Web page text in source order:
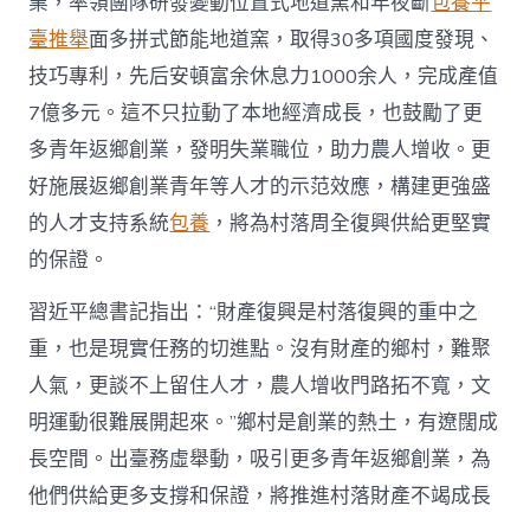
臺推舉面多拼式節能地道窯，取得30多項國度發現、
技巧專利，先后安頓富余休息力1000余人，完成產值
7億多元。這不只拉動了本地經濟成長，也鼓勵了更
多青年返鄉創業，發明失業職位，助力農人增收。更
好施展返鄉創業青年等人才的示范效應，構建更強盛
的人才支持系統包養 ，將為村落周全復興供給更堅實
的保證。
習近平總書記指出：“財產復興是村落復興的重中之
重，也是現實任務的切進點。沒有財產的鄉村，難聚
人氣，更談不上留住人才，農人增收門路拓不寬，文
明運動很難展開起來。”鄉村是創業的熱土，有遼闊成
長空間。出臺務虛舉動，吸引更多青年返鄉創業，為
他們供給更多支撐和保證，將推進村落財產不竭成長